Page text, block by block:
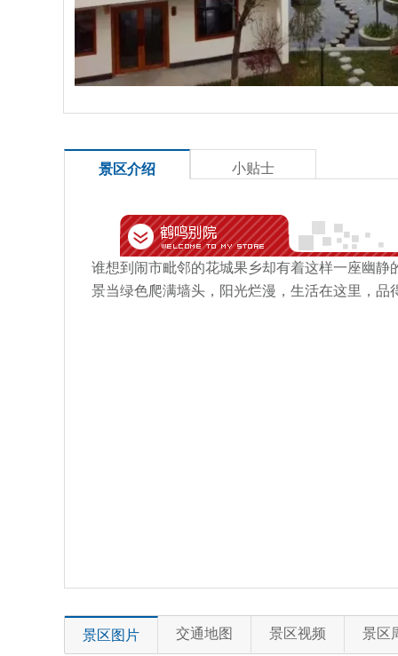
景区介绍 小贴士
谁想到闹市毗邻的花城果乡却有着这样一座幽
景当绿色爬满墙头，阳光烂漫，生活在这里，
景区图片 交通地图 景区视频 景区